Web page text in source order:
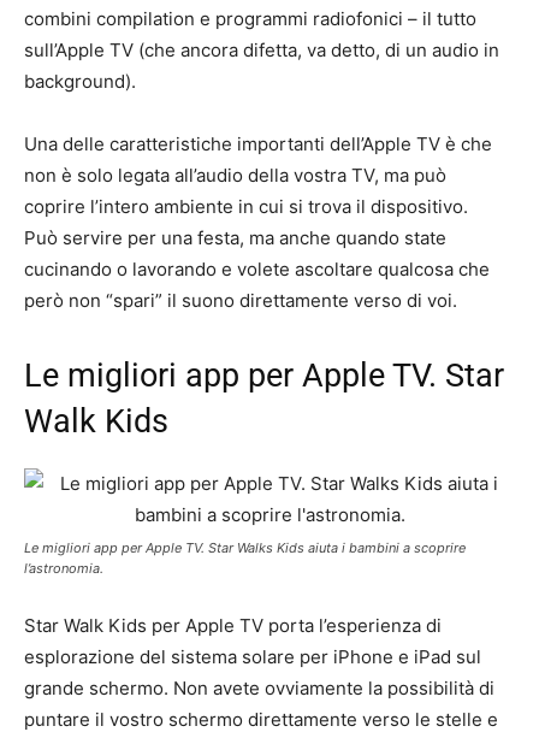
combini compilation e programmi radiofonici – il tutto
sull’Apple TV (che ancora difetta, va detto, di un audio in
background).
Una delle caratteristiche importanti dell’Apple TV è che
non è solo legata all’audio della vostra TV, ma può
coprire l’intero ambiente in cui si trova il dispositivo.
Può servire per una festa, ma anche quando state
cucinando o lavorando e volete ascoltare qualcosa che
però non “spari” il suono direttamente verso di voi.
Le migliori app per Apple TV. Star
Walk Kids
Le migliori app per Apple TV. Star Walks Kids aiuta i bambini a scoprire
l’astronomia.
Star Walk Kids per Apple TV porta l’esperienza di
esplorazione del sistema solare per iPhone e iPad sul
grande schermo. Non avete ovviamente la possibilità di
puntare il vostro schermo direttamente verso le stelle e